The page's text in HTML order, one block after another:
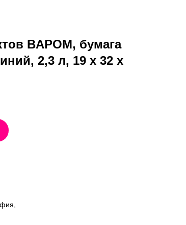
BAPOM, бумага
2,3 л, 19 x 32 x